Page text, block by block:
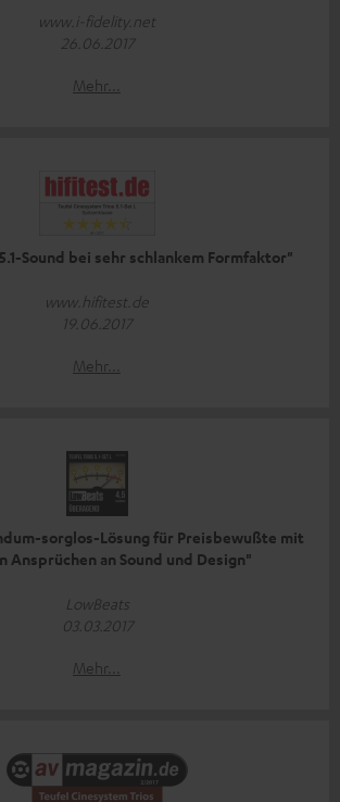
www.i-fidelity.net
26.06.2017
Mehr...
Sound bei sehr schlankem Formfaktor"
www.hifitest.de
19.06.2017
Mehr...
sorglos-Lösung für Preisbewußte mit
Ansprüchen an Sound und Design"
LowBeats
03.03.2017
Mehr...